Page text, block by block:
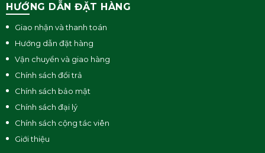
HƯỚNG DẪN ĐẶT HÀNG
Giao nhận và thanh toán
Hướng dẫn đặt hàng
Vận chuyển và giao hàng
Chính sách đổi trả
Chính sách bảo mật
Chính sách đại lý
Chính sách cộng tác viên
Giới thiệu